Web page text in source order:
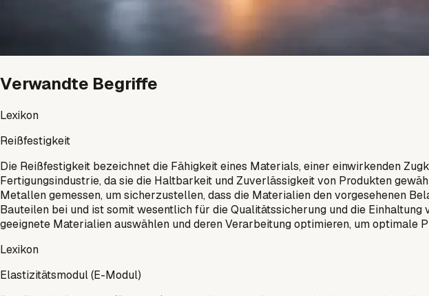
Verwandte Begriffe
Lexikon
Reißfestigkeit
Die Reißfestigkeit bezeichnet die Fähigkeit eines Materials, einer einwirkenden
Fertigungsindustrie, da sie die Haltbarkeit und Zuverlässigkeit von Produkten
Metallen gemessen, um sicherzustellen, dass die Materialien den vorgesehenen
Bauteilen bei und ist somit wesentlich für die Qualitätssicherung und die
geeignete Materialien auswählen und deren Verarbeitung optimieren, um optimale
Lexikon
Elastizitätsmodul (E-Modul)